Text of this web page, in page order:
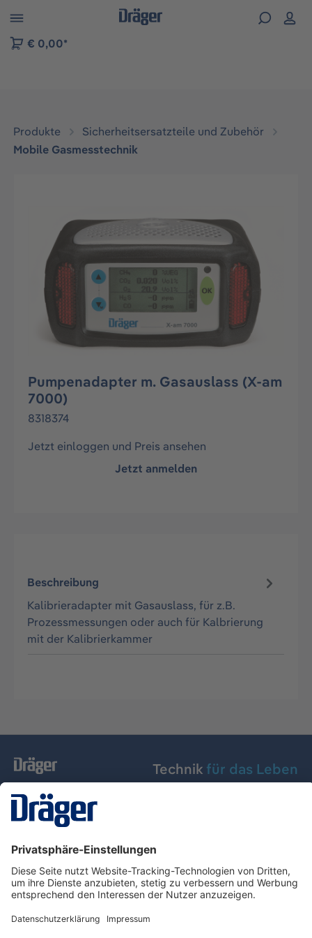
der B2B-Plattform springen
€ 0,00*
Produkte
Sicherheitsersatzteile und Zubehör
Mobile Gasmesstechnik
Pumpenadapter m. Gasauslass (X-am
7000)
8318374
Jetzt einloggen und Preis ansehen
Jetzt anmelden
Beschreibung
Kalibrieradapter mit Gasauslass, für z.B.
Prozessmessungen oder auch für Kalbrierung
mit der Kalibrierkammer
Technik für das Leben
Dräger Austria GmbH
Über Dräger
Informationen